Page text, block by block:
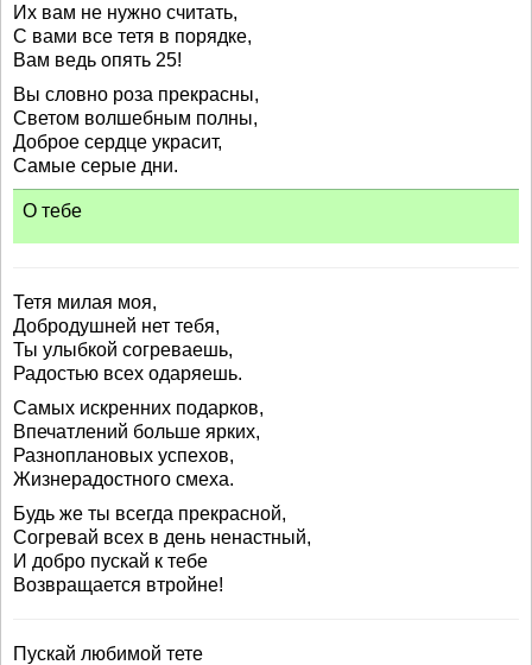
Их вам не нужно считать,
С вами все тетя в порядке,
Вам ведь опять 25!
Вы словно роза прекрасны,
Светом волшебным полны,
Доброе сердце украсит,
Самые серые дни.
О тебе
Тетя милая моя,
Добродушней нет тебя,
Ты улыбкой согреваешь,
Радостью всех одаряешь.
Самых искренних подарков,
Впечатлений больше ярких,
Разноплановых успехов,
Жизнерадостного смеха.
Будь же ты всегда прекрасной,
Согревай всех в день ненастный,
И добро пускай к тебе
Возвращается втройне!
Пускай любимой тете